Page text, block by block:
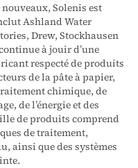
Solenis est
Ashland Water
Drew, Stockhausen
à jouir d’une
respecté de produits
de la pâte à papier,
chimique, de
de l’énergie et des
de produits comprend
de traitement,
ainsi que des systèmes